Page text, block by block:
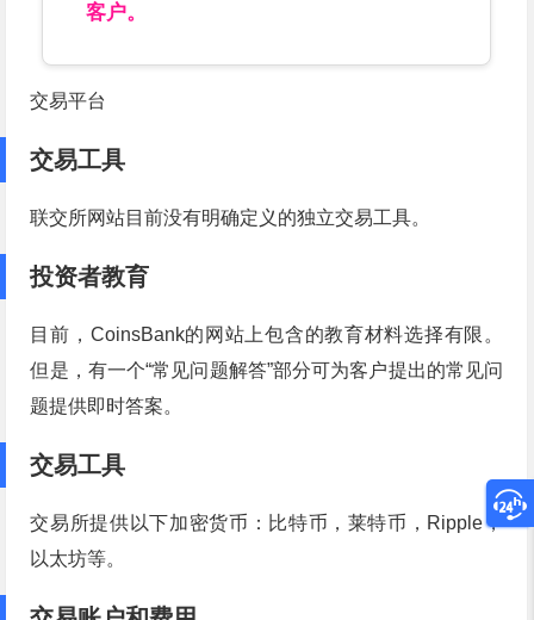
客户。
交易平台
交易工具
联交所网站目前没有明确定义的独立交易工具。
投资者教育
目前，CoinsBank的网站上包含的教育材料选择有限。
但是，有一个“常见问题解答”部分可为客户提出的常见问
题提供即时答案。
交易工具
交易所提供以下加密货币：比特币，莱特币，Ripple，
以太坊等。